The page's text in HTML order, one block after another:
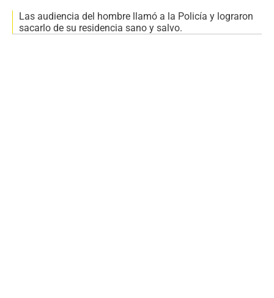
Las audiencia del hombre llamó a la Policía y lograron
sacarlo de su residencia sano y salvo.